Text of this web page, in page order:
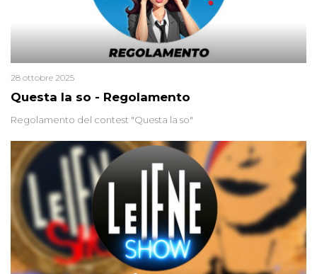
Questa la so - Regolamento
28 ottobre 2025
Regolamento del contest "Questa la so"